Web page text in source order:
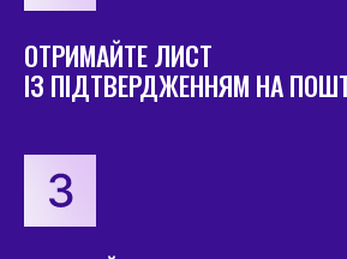
ОТРИМАЙТЕ ЛИСТ
ІЗ ПІДТВЕРДЖЕННЯМ НА